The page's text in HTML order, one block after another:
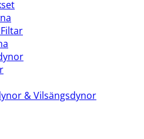
& Vilsängsdynor